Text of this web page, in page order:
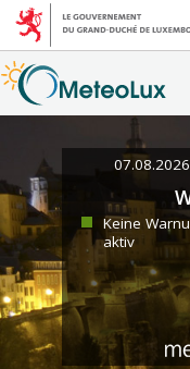
07.08.2026
Keine
aktiv